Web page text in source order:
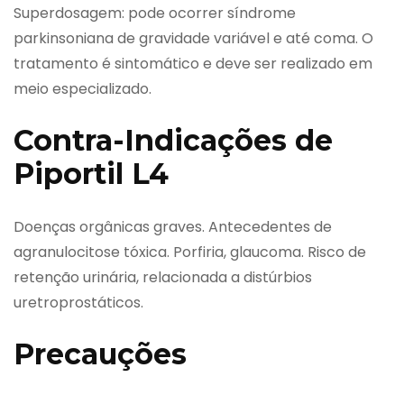
Superdosagem: pode ocorrer síndrome
parkinsoniana de gravidade variável e até coma. O
tratamento é sintomático e deve ser realizado em
meio especializado.
Contra-Indicações de
Piportil L4
Doenças orgânicas graves. Antecedentes de
agranulocitose tóxica. Porfiria, glaucoma. Risco de
retenção urinária, relacionada a distúrbios
uretroprostáticos.
Precauções